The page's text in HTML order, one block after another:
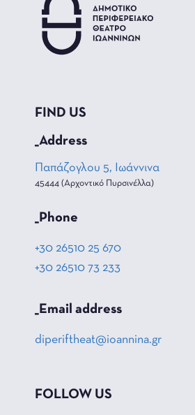
FIND US
_Address
Παπάζογλου 5, Ιωάννινα
45444 (Αρχοντικό Πυρσινέλλα)
_Phone
+30 26510 25 670
+30 26510 73 233
_Email address
diperiftheat@ioannina.gr
FOLLOW US